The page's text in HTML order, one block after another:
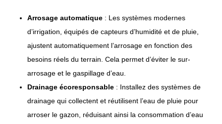
Arrosage automatique : Les systèmes modernes
d’irrigation, équipés de capteurs d’humidité et de pluie,
ajustent automatiquement l’arrosage en fonction des
besoins réels du terrain. Cela permet d’éviter le sur-
arrosage et le gaspillage d’eau.
Drainage écoresponsable : Installez des systèmes de
drainage qui collectent et réutilisent l’eau de pluie pour
arroser le gazon, réduisant ainsi la consommation d’eau